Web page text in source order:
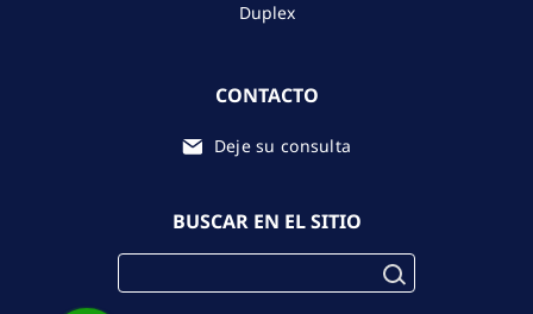
Duplex
CONTACTO
Deje su consulta
BUSCAR EN EL SITIO